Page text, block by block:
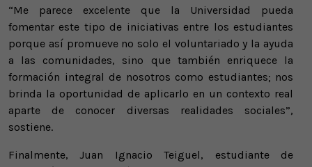
“Me parece excelente que la Universidad pueda
fomentar este tipo de iniciativas entre los estudiantes
porque así promueve no solo el voluntariado y la ayuda
a las comunidades, sino que también enriquece la
formación integral de nosotros como estudiantes; nos
brinda la oportunidad de aplicarlo en un contexto real
aparte de conocer diversas realidades sociales”,
sostiene.
Finalmente, Juan Ignacio Teiguel, estudiante de